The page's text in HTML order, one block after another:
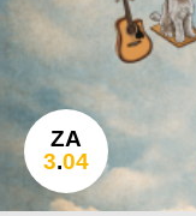
ZA
3.04